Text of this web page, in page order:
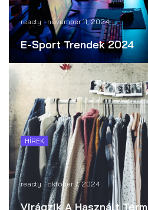
reacty november 11, 2024
E-Sport Trendek 2024
HÍREK
reacty október 7, 2024
Virágzik A Használt